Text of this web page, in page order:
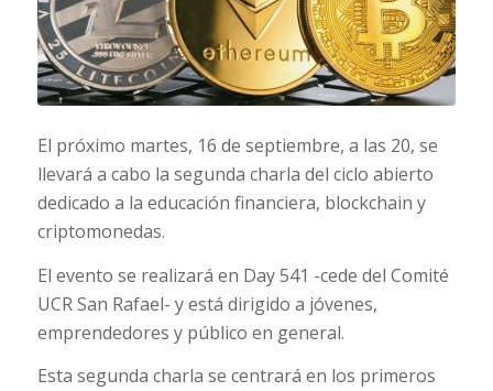
El próximo martes, 16 de septiembre, a las 20, se
llevará a cabo la segunda charla del ciclo abierto
dedicado a la educación financiera, blockchain y
criptomonedas.
El evento se realizará en Day 541 -cede del Comité
UCR San Rafael- y está dirigido a jóvenes,
emprendedores y público en general.
Esta segunda charla se centrará en los primeros